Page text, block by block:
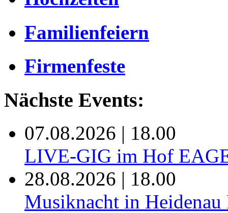
Familienfeiern
Firmenfeste
Nächste Events:
07.08.2026 | 18.00
LIVE-GIG im Hof
28.08.2026 | 18.00
Musiknacht in